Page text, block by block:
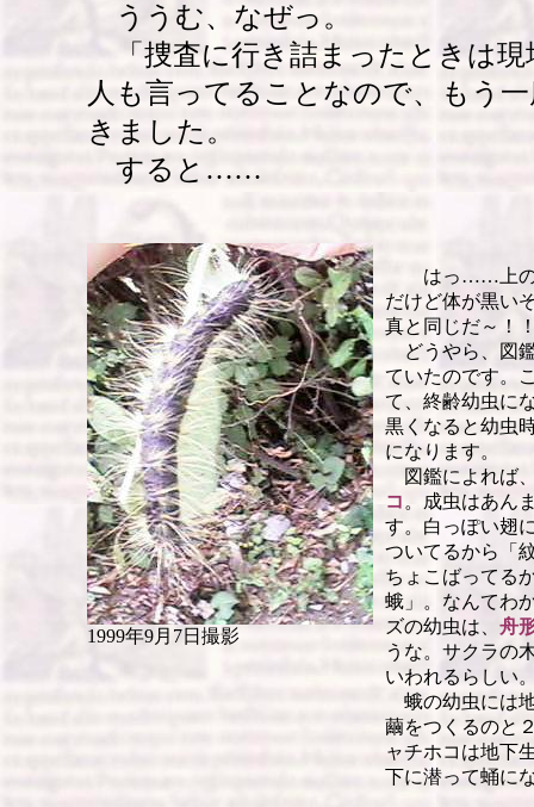
ううむ、なぜっ。
「捜査に行き詰まったときは現
人も言ってることなので、もう
きました。
すると……
1999年9月7日撮影
はっ……上の写
だけど体が黒い
真と同じだ～！
どうやら、図
ていたのです。
て、終齢幼虫に
黒くなると幼虫
になります。
図鑑によれば
コ 。成虫はあん
す。白っぽい翅
ついてるから「
ちょこばってる
蛾」。なんてわ
ズの幼虫は、 舟
うな。サクラの
いわれるらしい
蛾の幼虫には
繭をつくるのと
ャチホコは地下
下に潜って蛹に